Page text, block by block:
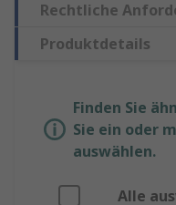
Rechtliche
Produktdetails
Finden Sie
Sie ein oder
auswählen.
Alle